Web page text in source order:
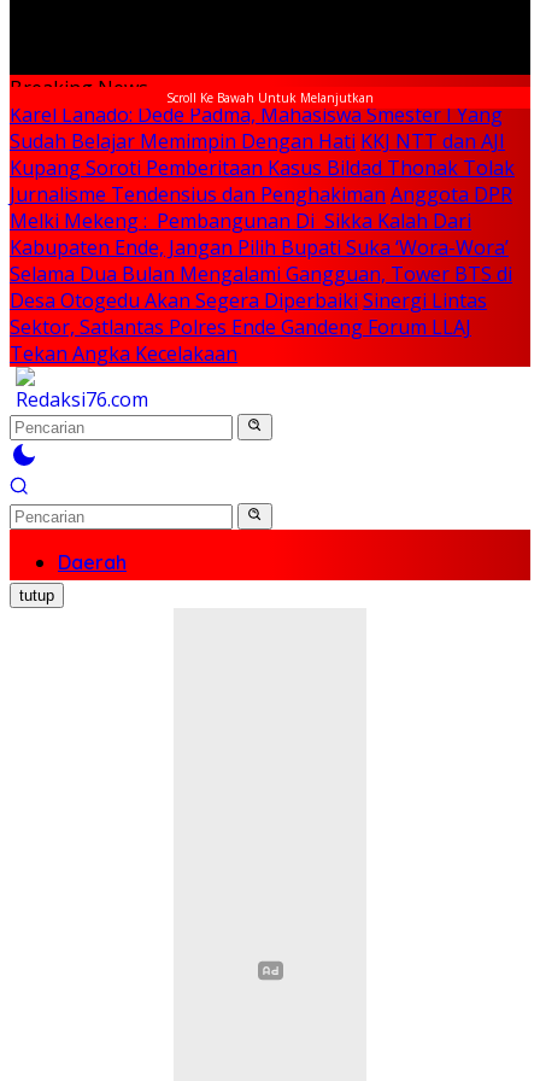
Scroll Ke Bawah Untuk Melanjutkan
Breaking News
Karel Lanado: Dede Padma, Mahasiswa Smester I Yang
Sudah Belajar Memimpin Dengan Hati KKJ NTT dan AJI
Kupang Soroti Pemberitaan Kasus Bildad Thonak Tolak
Jurnalisme Tendensius dan Penghakiman Anggota DPR
Melki Mekeng : Pembangunan Di Sikka Kalah Dari
Kabupaten Ende, Jangan Pilih Bupati Suka ‘Wora-Wora’
Selama Dua Bulan Mengalami Gangguan, Tower BTS di
Desa Otogedu Akan Segera Diperbaiki Sinergi Lintas
Sektor, Satlantas Polres Ende Gandeng Forum LLAJ
Tekan Angka Kecelakaan
Daerah
Nasional
Politik
tutup